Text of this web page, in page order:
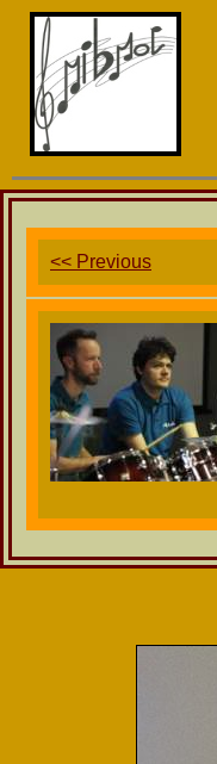
<< Previous